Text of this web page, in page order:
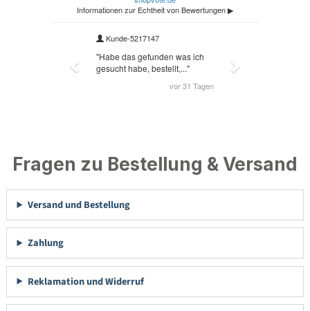
Fragen zu Bestellung & Versand
Versand und Bestellung
Zahlung
Reklamation und Widerruf